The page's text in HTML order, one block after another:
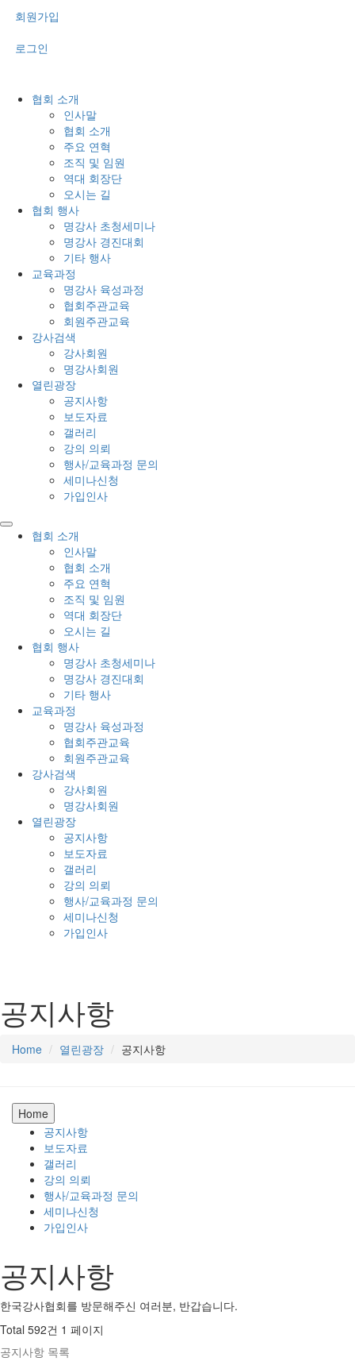
회원가입
로그인
협회 소개
인사말
협회 소개
주요 연혁
조직 및 임원
역대 회장단
오시는 길
협회 행사
명강사 초청세미나
명강사 경진대회
기타 행사
교육과정
명강사 육성과정
협회주관교육
회원주관교육
강사검색
강사회원
명강사회원
열린광장
공지사항
보도자료
갤러리
강의 의뢰
행사/교육과정 문의
세미나신청
가입인사
협회 소개
인사말
협회 소개
주요 연혁
조직 및 임원
역대 회장단
오시는 길
협회 행사
명강사 초청세미나
명강사 경진대회
기타 행사
교육과정
명강사 육성과정
협회주관교육
회원주관교육
강사검색
강사회원
명강사회원
열린광장
공지사항
보도자료
갤러리
강의 의뢰
행사/교육과정 문의
세미나신청
가입인사
공지사항
Home 열린광장 공지사항
Home
공지사항
보도자료
갤러리
강의 의뢰
행사/교육과정 문의
세미나신청
가입인사
공지사항
한국강사협회를 방문해주신 여러분, 반갑습니다.
Total 592건 1 페이지
공지사항 목록